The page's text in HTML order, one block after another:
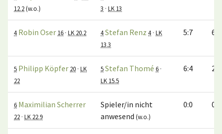
12.2(w.o.) 3 · LK 13
4 Robin Oser 16 · LK 20.2 4Stefan Renz 4 · LK
13.3
5:7 6:3
5 Philipp Köpfer 20 · LK
22
5Stefan Thomé 6 ·
LK 15.5
6:4 2:6
6 Maximilian Scherrer
22 · LK 22.9
Spieler/in nicht
anwesend (w.o.)
0:0 0:0